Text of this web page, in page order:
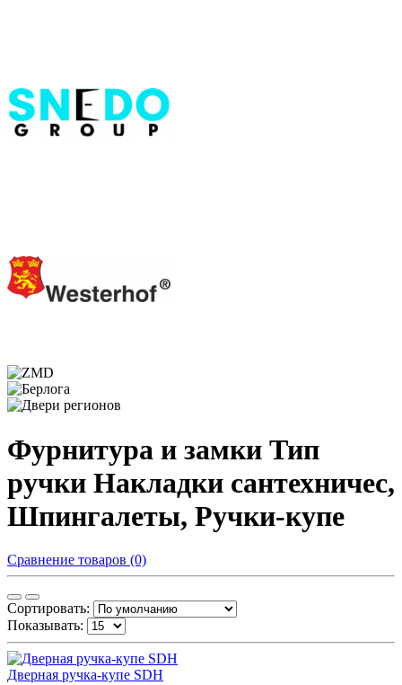
Фурнитура и замки Тип
ручки Накладки сантехничес,
Шпингалеты, Ручки-купе
Сравнение товаров (0)
Сортировать:
Показывать:
Дверная ручка-купе SDH